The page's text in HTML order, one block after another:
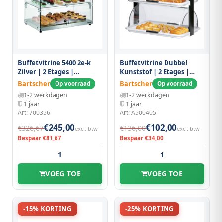
Buffetvitrine 5400 2e-k
Zilver | 2 Etages |
550x375x370(h)mm
Bartscher Op voorraad
1-2 werkdagen
1 jaar
Art: 700356
€326,67€245,00excl. btw
Bespaar €81,67
VOEG TOE
Buffetvitrine Dubbel
Kunststof | 2 Etages |
470x315x415(h)mm
Bartscher Op voorraad
1-2 werkdagen
1 jaar
Art: A500405
€136,00€102,00excl. btw
Bespaar €34,00
VOEG TOE
-15% KORTING -25% KORTING